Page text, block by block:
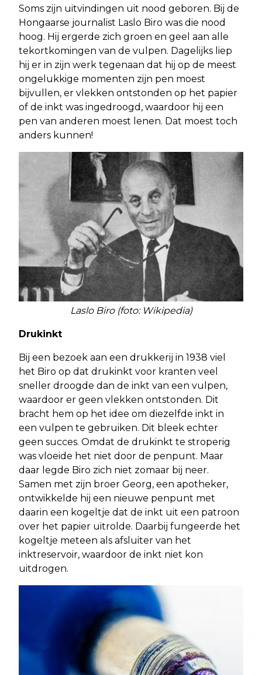
Soms zijn uitvindingen uit nood geboren. Bij de
Hongaarse journalist Laslo Biro was die nood
hoog. Hij ergerde zich groen en geel aan alle
tekortkomingen van de vulpen. Dagelijks liep
hij er in zijn werk tegenaan dat hij op de meest
ongelukkige momenten zijn pen moest
bijvullen, er vlekken ontstonden op het papier
of de inkt was ingedroogd, waardoor hij een
pen van anderen moest lenen. Dat moest toch
anders kunnen!
Laslo Biro (foto: Wikipedia)
Drukinkt
Bij een bezoek aan een drukkerij in 1938 viel
het Biro op dat drukinkt voor kranten veel
sneller droogde dan de inkt van een vulpen,
waardoor er geen vlekken ontstonden. Dit
bracht hem op het idee om diezelfde inkt in
een vulpen te gebruiken. Dit bleek echter
geen succes. Omdat de drukinkt te stroperig
was vloeide het niet door de penpunt. Maar
daar legde Biro zich niet zomaar bij neer.
Samen met zijn broer Georg, een apotheker,
ontwikkelde hij een nieuwe penpunt met
daarin een kogeltje dat de inkt uit een patroon
over het papier uitrolde. Daarbij fungeerde het
kogeltje meteen als afsluiter van het
inktreservoir, waardoor de inkt niet kon
uitdrogen.